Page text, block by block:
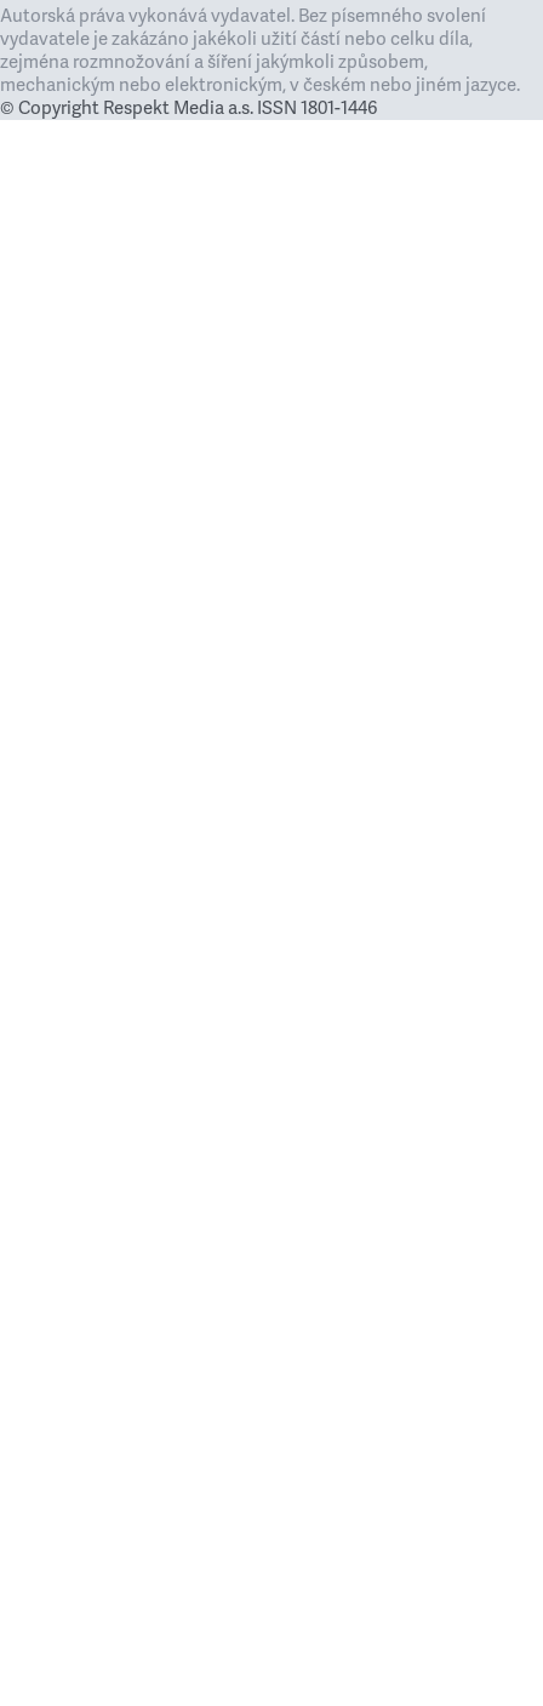
Autorská práva vykonává vydavatel. Bez písemného svolení
vydavatele je zakázáno jakékoli užití částí nebo celku díla,
zejména rozmnožování a šíření jakýmkoli způsobem,
mechanickým nebo elektronickým, v českém nebo jiném jazyce.
© Copyright Respekt Media a.s. ISSN 1801-1446